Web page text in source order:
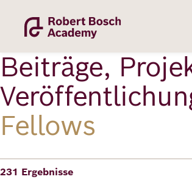
Inhalt
Beiträge,
Fellows
231 Ergebnisse